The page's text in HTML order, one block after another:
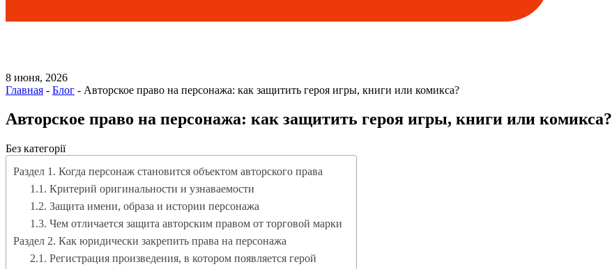
8 июня, 2026
Главная - Блог - Авторское право на персонажа: как защитить героя игры, книги или комикса?
Авторское право на персонажа: как защитить героя игры, книги или комикса?
Без категорії
Раздел 1. Когда персонаж становится объектом авторского права
1.1. Критерий оригинальности и узнаваемости
1.2. Защита имени, образа и истории персонажа
1.3. Чем отличается защита авторским правом от торговой марки
Раздел 2. Как юридически закрепить права на персонажа
2.1. Регистрация произведения, в котором появляется герой